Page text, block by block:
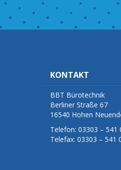
KONTAKT
BBT Bürotechnik
Berliner Straße 67
16540 Hohen
Telefon: 03303 – 541
Telefax: 03303 – 541